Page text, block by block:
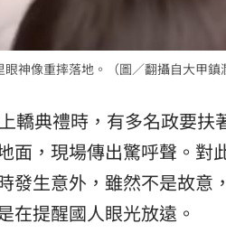
神像重摔落地。（圖／翻攝自大甲鎮
轎典禮時，有多名政要
面，現場傳出驚呼聲。
發生意外，雖然不是故
在提醒國人眼光放遠。